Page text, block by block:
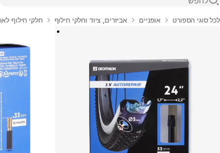
בית
לכל סוגי הספורט אופניים אביזרים, ציוד וחלקי חילוף חלקי חילוף